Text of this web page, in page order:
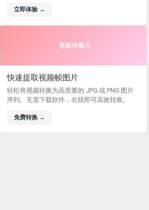
立即体验 →
视频转图片
快速提取视频帧图片
轻松将视频转换为高质量的 JPG 或 PNG 图片
序列。无需下载软件，在线即可高效转换。
免费转换 →